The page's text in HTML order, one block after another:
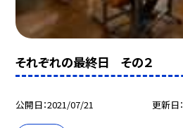
それぞれの最終日 その２
公開日 2021/07/21 更新日